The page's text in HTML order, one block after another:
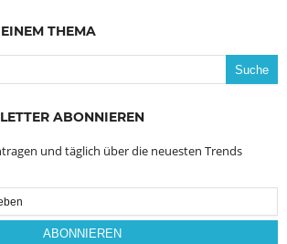
THEMA
ABONNIEREN
und täglich über die neuesten Trends
ABONNIEREN